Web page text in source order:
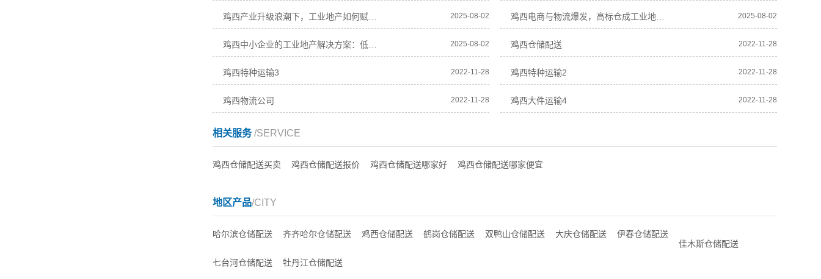
2025-08-02 2025-08-02
2025-08-02 鸡西仓储配送 2022-11-28
鸡西特种运输3 2022-11-28 鸡西特种运输2 2022-11-28
鸡西物流公司 2022-11-28 鸡西大件运输4 2022-11-28
相关服务/SERVICE
鸡西仓储配送买卖 鸡西仓储配送报价 鸡西仓储配送哪家好 鸡西仓储配送哪家便宜
地区产品/CITY
哈尔滨仓储配送 齐齐哈尔仓储配送 鸡西仓储配送 鹤岗仓储配送 双鸭山仓储配送 大庆仓储配送
伊春仓储配送
佳木斯仓储配送
七台河仓储配送
牡丹江仓储配送